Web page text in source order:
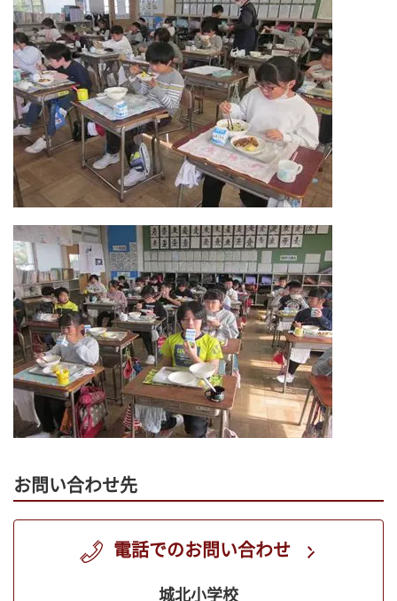
お問い合わせ先
電話でのお問い合わせ
城北小学校